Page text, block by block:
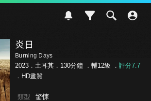
炎日
Burning Days
2023．土耳其．130分鐘 ． 輔12級 ． 評分7.7
．HD畫質
類型 驚悚